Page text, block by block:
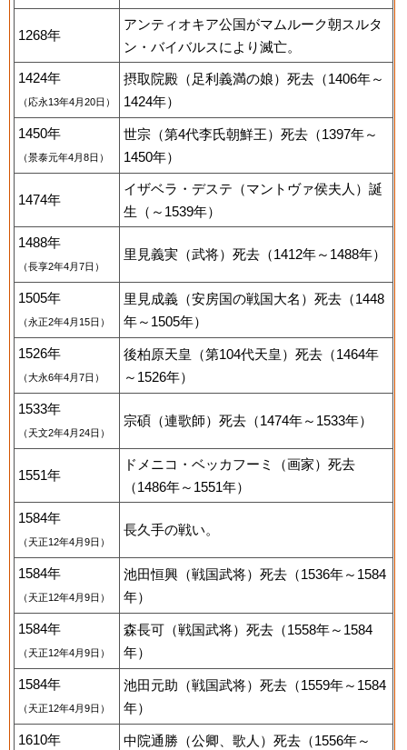
1268年
アンティオキア公国がマムルーク朝スルタ
ン・バイバルスにより滅亡。
1424年
（応永13年4月20日）
摂取院殿（足利義満の娘）死去（1406年～
1424年）
1450年
（景泰元年4月8日）
世宗（第4代李氏朝鮮王）死去（1397年～
1450年）
1474年
イザベラ・デステ（マントヴァ侯夫人）誕
生（～1539年）
1488年
（長享2年4月7日）
里見義実（武将）死去（1412年～1488年）
1505年
（永正2年4月15日）
里見成義（安房国の戦国大名）死去（1448
年～1505年）
1526年
（大永6年4月7日）
後柏原天皇（第104代天皇）死去（1464年
～1526年）
1533年
（天文2年4月24日）
宗碩（連歌師）死去（1474年～1533年）
1551年
ドメニコ・ベッカフーミ（画家）死去
（1486年～1551年）
1584年
（天正12年4月9日）
長久手の戦い。
1584年
（天正12年4月9日）
池田恒興（戦国武将）死去（1536年～1584
年）
1584年
（天正12年4月9日）
森長可（戦国武将）死去（1558年～1584
年）
1584年
（天正12年4月9日）
池田元助（戦国武将）死去（1559年～1584
年）
1610年
中院通勝（公卿、歌人）死去（1556年～